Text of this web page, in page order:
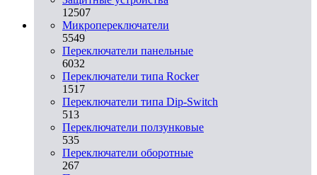
12507
Микропереключатели
5549
Переключатели панельные
6032
Переключатели типа Rocker
1517
Переключатели типа Dip-Switch
513
Переключатели ползунковые
535
Переключатели оборотные
267